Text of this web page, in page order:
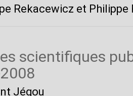
Rekacewicz et Philippe
scientifiques
Jégou